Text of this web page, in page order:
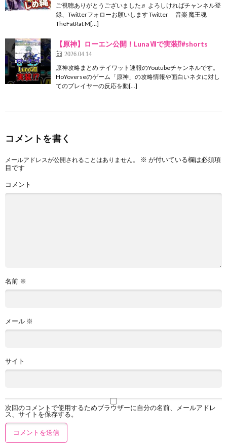
ご視聴ありがとうございました♬ よろしければチャンネル登
録、Twitterフォローお願いします Twitter 音楽 魔王魂
TheFatRat M[…]
【原神】ローエン公開！LunaⅦで実装⁉#shorts
2026.04.14
原神攻略まとめ テイワット速報のYoutubeチャンネルです。
HoYoverseのゲーム「原神」の攻略情報や面白いネタに対し
てのプレイヤーの反応を動[…]
コメントを書く
メールアドレスが公開されることはありません。 ※ が付いている欄は必須項
目です
コメント
名前 ※
メール ※
サイト
次回のコメントで使用するためブラウザーに自分の名前、メールアドレ
ス、サイトを保存する。